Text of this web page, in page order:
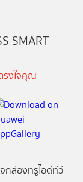
SMART
รงใจคุณ
กล่องทรูไอดีทีวี